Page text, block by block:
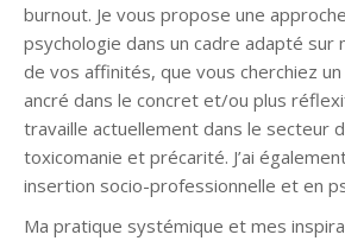
burnout. Je vous propose une
psychologie dans un cadre adapté sur
de vos affinités, que vous cherchiez
ancré dans le concret et/ou plus
travaille actuellement dans le secteur
toxicomanie et précarité. J’ai
insertion socio-professionnelle et en
Ma pratique systémique et mes